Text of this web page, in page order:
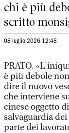
chi è più
scritto
08 luglio 2026 12:48
PRATO.
è più debole
dire il nuovo
che interviene
cinese oggetto
salvaguardia
parte dei